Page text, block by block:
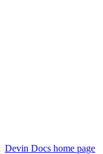
Devin Docs home page